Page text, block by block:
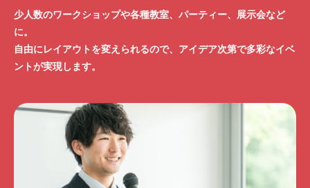
少人数のワークショップや各種教室、パーティー、展示会など
に。
自由にレイアウトを変えられるので、アイデア次第で多彩なイベ
ントが実現します。